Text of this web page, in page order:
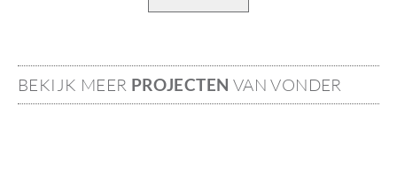
BEKIJK MEER PROJECTEN VAN VONDER